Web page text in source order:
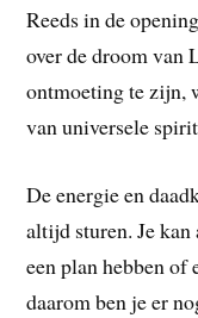
Reeds in de
over de droom van
ontmoeting te zijn,
van universele
De energie en
altijd sturen. Je
een plan hebben of
daarom ben je er